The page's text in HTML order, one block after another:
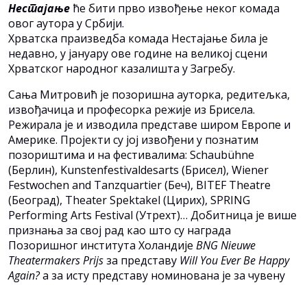
Нестајање ће бити прво извођење неког комада
овог аутора у Србији.
Хрватска праизведба комада Нестајање била је
недавно, у јануару ове године на великој сцени
Хрватског народног казалишта у Загребу.
Сања Митровић је позоришна ауторка, редитељка,
извођачица и професорка режије из Брисела.
Режирала је и изводила представе широм Европе и
Америке. Пројекти су јој извођени у познатим
позориштима и на фестивалима: Schaubühne
(Берлин), Kunstenfestivaldesarts (Брисел), Wiener
Festwochen and Tanzquartier (Беч), BITEF Theatre
(Београд), Theater Spektakel (Цирих), SPRING
Performing Arts Festival (Утрехт)… Добитница је више
признања за свој рад као што су награда
Позоришног института Холандије BNG Nieuwe
Theatermakers Prijsза представу Will You Ever Be Happy
Again?а за исту представу номинована је за чувену